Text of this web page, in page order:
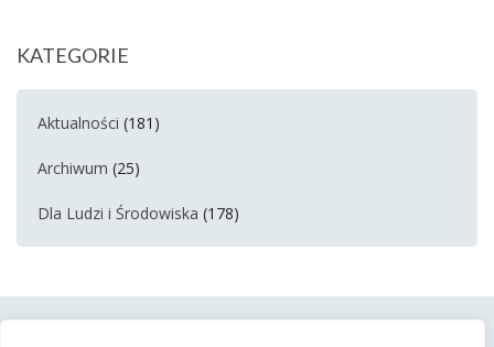
KATEGORIE
Aktualności (181)
Archiwum (25)
Dla Ludzi i Środowiska (178)